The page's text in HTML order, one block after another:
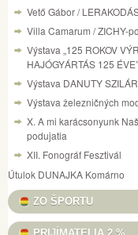
Vető Gábor /
Villa Camarum / ZICHY-
Výstava „125 ROKOV
HAJÓGYÁRTÁS 125 ÉVE”
Výstava DANUTY
Výstava železničných
X. A mi karácsonyunk
podujatia
XII. Fonográf Fesztivál
Útulok DUNAJKA Komárno
ZO ŠPORTU